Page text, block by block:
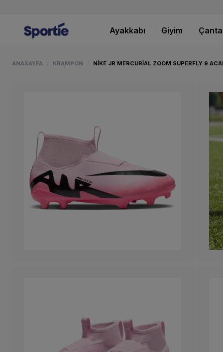
Ayakkabı Giyim Çanta
ANASAYFA KRAMPON NIKE JR MERCURIAL ZOOM SUPERFLY 9